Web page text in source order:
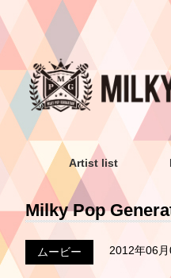
Artist list
Milky Pop
ムービー 2012年06